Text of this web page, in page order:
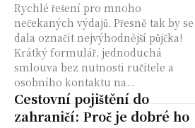
Rychlé řešení pro mnoho
nečekaných výdajů. Přesně tak by se
dala označit nejvýhodnější půjčka!
Krátký formulář, jednoduchá
smlouva bez nutnosti ručitele a
osobního kontaktu na...
Cestovní pojištění do
zahraničí: Proč je dobré ho